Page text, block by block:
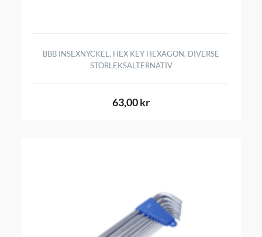
BBB INSEXNYCKEL, HEX KEY HEXAGON, DIVERSE
STORLEKSALTERNATIV
63,00 kr